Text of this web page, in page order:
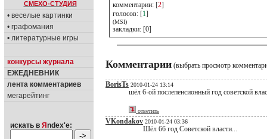
СМЕХО-СТУДИЯ
• веселые картинки
• графомания
• литературные игры
конкурсы журнала
ЕЖЕДНЕВНИК
лента комментариев
мегарейтинг
искать в Я ndex'е:
комментарии: [2]
голосов: [1]
(MSI)
закладки: [0]
Комментарии (выбрать просмотр
BorisTs 2010-01-24 13:14
шёл 6-ой послепенсионный год советской
ответить
VKondakov 2010-01-24 03:36
Шёл 66 год Советской власти...